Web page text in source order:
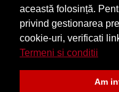
această folosință.
privind gestionarea
cookie-uri, verificati
Termeni si conditii
Am
2021
2020
2019